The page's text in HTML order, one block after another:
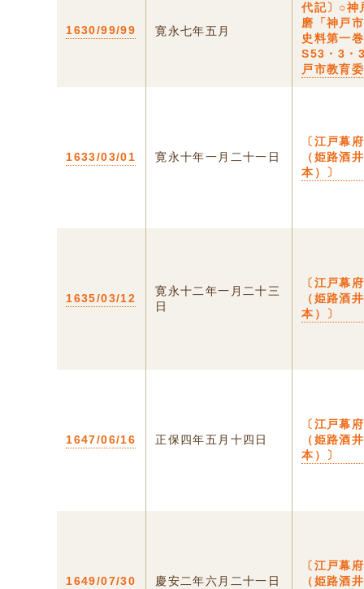
1630/99/99 寛永七年五月
代記〕○神
磨「神戸
史料第一
S53・3
戸市教育
1633/03/01 寛永十年一月二十一日
〔江戸幕
（姫路酒
本）〕
1635/03/12
寛永十二年一月二十三
日
〔江戸幕
（姫路酒
本）〕
1647/06/16 正保四年五月十四日
〔江戸幕
（姫路酒
本）〕
1649/07/30 慶安二年六月二十一日
〔江戸幕
（姫路酒